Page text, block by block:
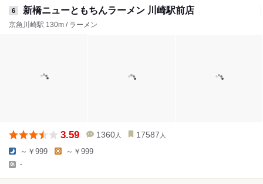
6 新橋ニューともちんラーメン 川崎駅前店
京急川崎駅 130m / ラーメン
3.59 1360 人 17587 人
～￥999 ～￥999
-